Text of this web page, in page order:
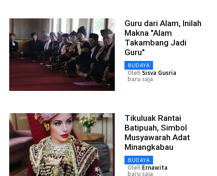
Guru dari Alam, Inilah
Makna "Alam
Takambang Jadi
Guru"
BUDAYA
OlehSisva Gusria
baru saja
Tikuluak Rantai
Batipuah, Simbol
Musyawarah Adat
Minangkabau
BUDAYA
Oleh Ernawita
baru saja